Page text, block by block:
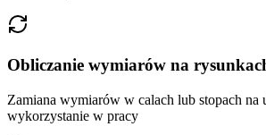
Obliczanie wymiarów na
Zamiana wymiarów w calach lub stopach na
wykorzystanie w pracy